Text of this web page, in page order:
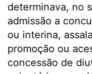
determinava, no
admissão a
ou interina,
promoção ou
concessão de